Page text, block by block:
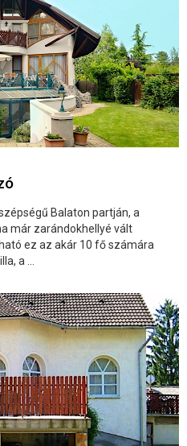
Balaton partján, a
már zarándokhellyé vált
ez az akár 10 fő számára
a ...